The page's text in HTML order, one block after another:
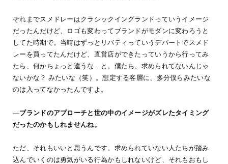
それまでスメドレーはクラシックイングランドっていうイメージ
だったんだけど、ロゴも変わってブランドがモダンに変わろうと
してた時期で。当時はずっとリバティっていうデパートでスメド
レーを買ってたんだけど、直営店ができたっていうから行ってみ
たら、何かちょっと違うな…と。僕たち、求められてないんじゃ
ないかな？ みたいな（笑）。想定する客層に、多分僕らみたいな
のは入ってなかったんですよ。
―ブランドのアプローチと世の中のイメージがズレたタイミング
だったのかもしれませんね。
ただ、それもいいと思うんです。求められていない人たちが踏み
込んでいくのは勇気がいる行為かもしれないけど、それもおもし